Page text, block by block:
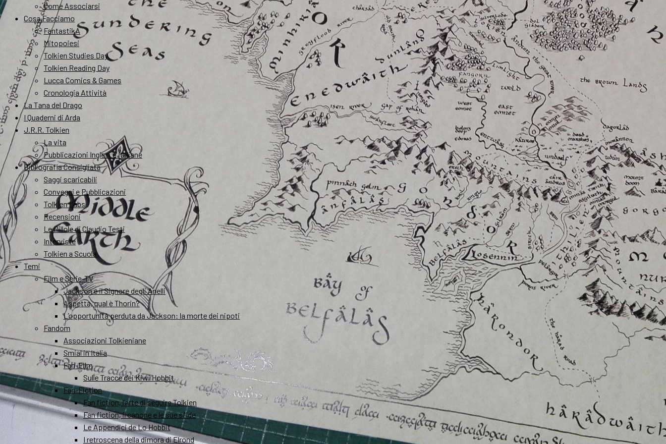
Come Associarsi
Cosa Facciamo
FantastikA
Mitopoiesi
Tolkien Studies Day
Tolkien Reading Day
Lucca Comics & Games
Cronologia Attività
La Tana del Drago
I Quaderni di Arda
J.R.R. Tolkien
La vita
Pubblicazioni Inglesi e Italiane
Bibliografia Consigliata
Saggi scaricabili
Convegni e Pubblicazioni
Tolkien Labs
Recensioni
Le Pillole di Claudio Testi
Interviste
Tolkien a Scuola
Temi
Film e Serie-TV
Jackson e il Signore degli Anelli
Aspetta, qual è Thorin?
L’opportunità perduta da Jackson: la morte dei nipoti
Fandom
Associazioni Tolkieniane
Smial in Italia
Fan-Film
Sulle Tracce dei Kiwi Hobbit
Fan-Fiction
Fan fiction, l’arte di seguire Tolkien
Fan fiction, il canone e le sue sfide
Le Appendici de Lo Hobbit
I retroscena della dimora di Elrond